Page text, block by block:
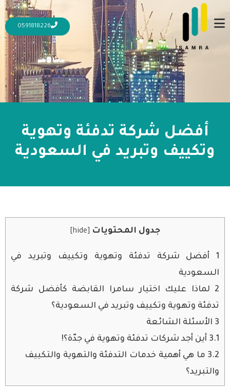
0591818226
أفضل شركة تدفئة وتهوية
وتكييف وتبريد في السعودية
جدول المحتويات [
hide
]
1أفضل شركة تدفئة وتهوية وتكييف وتبريد في
السعودية
2 لماذا عليك اختيار سامرا القابضة كأفضل شركة
تدفئة وتهوية وتكييف وتبريد في السعودية؟
3 الأسئلة الشائعة
3.1 أين أجد شركات تدفئة وتهوية في جدّة؟!
3.2 ما هي أهمية خدمات التدفئة والتهوية والتكييف
والتبريد؟